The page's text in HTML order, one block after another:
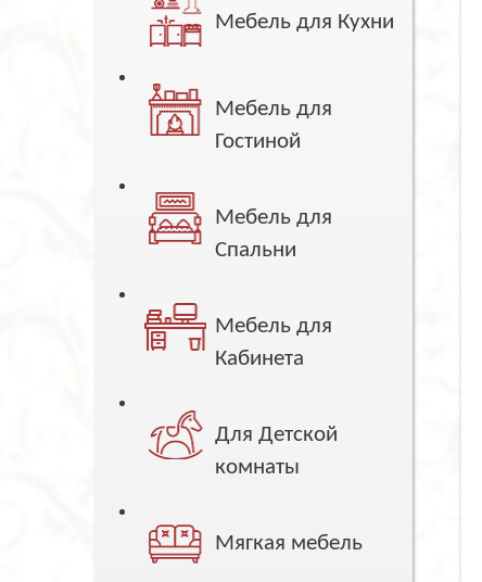
Мебель для Кухни
Мебель для
Гостиной
Мебель для
Спальни
Мебель для
Кабинета
Для Детской
комнаты
Мягкая мебель